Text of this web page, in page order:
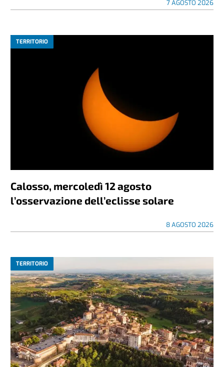
7 AGOSTO 2026
TERRITORIO
Calosso, mercoledì 12 agosto
l’osservazione dell’eclisse solare
8 AGOSTO 2026
TERRITORIO